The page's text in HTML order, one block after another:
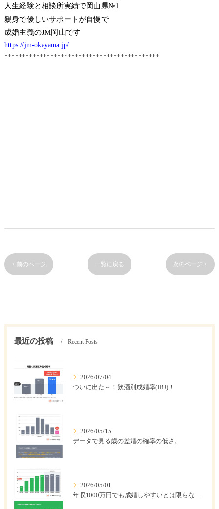
人生経験と相談所実績で岡山県№1
親身で優しいサポートが自慢で
成婚主義のJM岡山です
https://jm-okayama.jp/
********************************************
< 前のページ 一覧に戻る 次のページ >
最近の投稿 Recent Posts
2026/07/04
ついに出た～！飲酒別成婚率(IBJ)！
2026/05/15
データで見る歳の差婚の確率の低さ。
2026/05/01
年収1000万円でも成婚しやすいとは限らない? 「年収帯別の成婚率」のリアル